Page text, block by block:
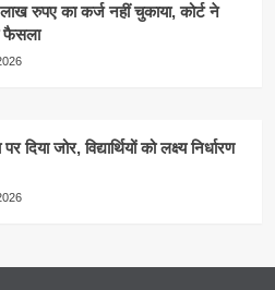
रुपए का कर्ज नहीं चुकाया, कोर्ट ने
फैसला
दिया जोर, विद्यार्थियों को लक्ष्य निर्धारण